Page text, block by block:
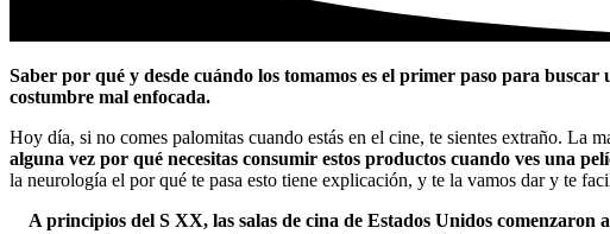
Saber por qué y desde cuándo los tomamos es el primer paso para
costumbre mal enfocada.
Hoy día, si no comes palomitas cuando estás en el cine, te sientes extraño. La
alguna vez por qué necesitas consumir estos productos cuando ves una
la neurología el por qué te pasa esto tiene explicación, y te la vamos dar y te
A principios del S XX, las salas de cina de Estados Unidos